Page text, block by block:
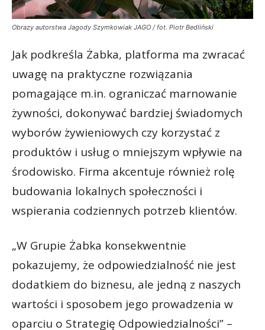
Obrazy autorstwa Jagody Szymkowiak JAGO / fot. Piotr Bedliński
Jak podkreśla Żabka, platforma ma zwracać
uwagę na praktyczne rozwiązania
pomagające m.in. ograniczać marnowanie
żywności, dokonywać bardziej świadomych
wyborów żywieniowych czy korzystać z
produktów i usług o mniejszym wpływie na
środowisko. Firma akcentuje również rolę
budowania lokalnych społeczności i
wspierania codziennych potrzeb klientów.
„W Grupie Żabka konsekwentnie
pokazujemy, że odpowiedzialność nie jest
dodatkiem do biznesu, ale jedną z naszych
wartości i sposobem jego prowadzenia w
oparciu o Strategię Odpowiedzialności” –